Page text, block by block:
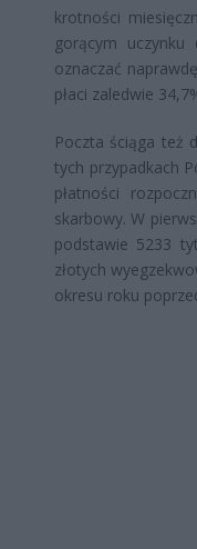
krotności
gorącym uczynku
oznaczać
płaci zaledwie
Poczta ściąga też
tych przypadkach
płatności
skarbowy. W
podstawie 5233
złotych
okresu roku